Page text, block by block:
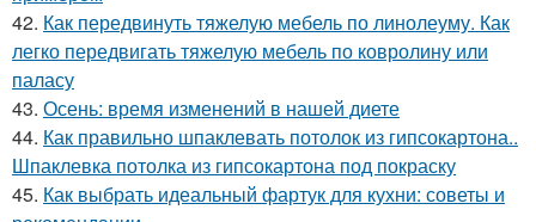
42. Как передвинуть тяжелую мебель по линолеуму. Как
легко передвигать тяжелую мебель по ковролину или
паласу
43. Осень: время изменений в нашей диете
44. Как правильно шпаклевать потолок из гипсокартона..
Шпаклевка потолка из гипсокартона под покраску
45. Как выбрать идеальный фартук для кухни: советы и